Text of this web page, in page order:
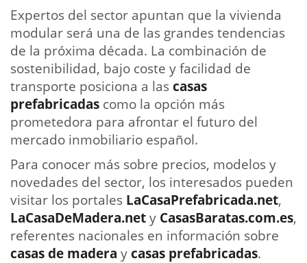
Expertos del sector apuntan que la vivienda
modular será una de las grandes tendencias
de la próxima década. La combinación de
sostenibilidad, bajo coste y facilidad de
transporte posiciona a lascasas
prefabricadas como la opción más
prometedora para afrontar el futuro del
mercado inmobiliario español.
Para conocer más sobre precios, modelos y
novedades del sector, los interesados pueden
visitar los portales LaCasaPrefabricada.net,
LaCasaDeMadera.nety CasasBaratas.com.es,
referentes nacionales en información sobre
casas de madera ycasas prefabricadas.